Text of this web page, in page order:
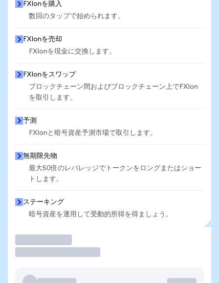
FXIonを購入
数回のタップで始められます。
FXIonを売却
FXIonを現金に交換します。
FXIonをスワップ
ブロックチェーン間およびブロックチェーン上でFXIon
を取引します。
予測
FXIonと暗号資産予測市場で取引します。
無期限先物
最大50倍のレバレッジでトークンをロングまたはショー
トします。
ステーキング
暗号資産を運用して受動的所得を得ましょう。